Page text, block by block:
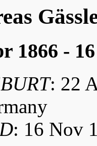
1866 -
: 22
: 16 Nov